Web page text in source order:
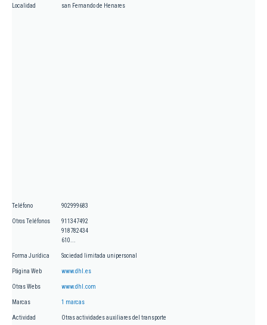
Localidad san Fernando de Henares
Teléfono 902999683
Otros Teléfonos
911347492
918782434
610...
Forma Jurídica Sociedad limitada unipersonal
Página Web www.dhl.es
Otras Webs www.dhl.com
Marcas 1 marcas
Actividad Otras actividades auxiliares del transporte